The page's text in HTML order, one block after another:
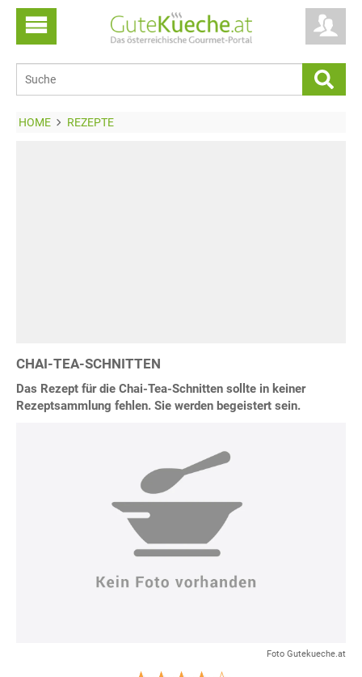
HOME REZEPTE
CHAI-TEA-SCHNITTEN
Das Rezept für die Chai-Tea-Schnitten sollte in keiner
Rezeptsammlung fehlen. Sie werden begeistert sein.
Foto Gutekueche.at